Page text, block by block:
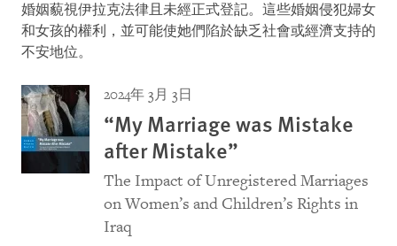
婚姻藐視伊拉克法律且未經正式登記。這些婚姻侵犯婦女
和女孩的權利，並可能使她們陷於缺乏社會或經濟支持的
不安地位。
2024年 3月 3日
“My Marriage was Mistake
after Mistake”
The Impact of Unregistered Marriages
on Women’s and Children’s Rights in
Iraq